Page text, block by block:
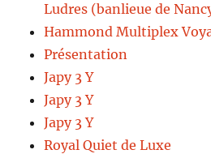
Ludres (banlieue de
Hammond Multiplex
Présentation
Japy 3 Y
Japy 3 Y
Japy 3 Y
Royal Quiet de Luxe